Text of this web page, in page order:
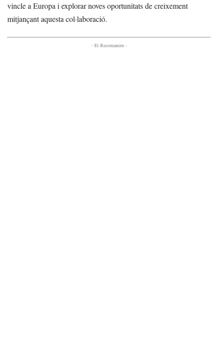
vincle a Europa i explorar noves oportunitats de creixement
mitjançant aquesta col·laboració.
- Et Recomanem -